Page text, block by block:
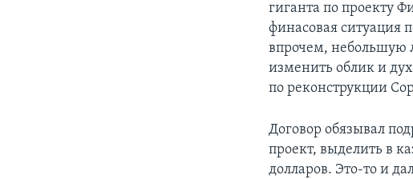
гиганта по проекту
финасовая ситуация
впрочем, небольшую
изменить облик и
по реконструкции
Договор обязывал
проект, выделить в
долларов. Это-то и